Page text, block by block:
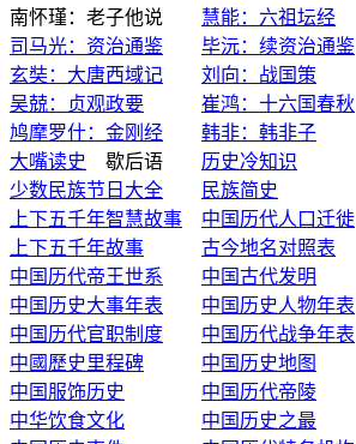
南怀瑾：老子他说 慧能：六祖坛经
司马光：资治通鉴
毕沅：续资治通鉴
玄奘：大唐西域记
刘向：战国策
吴兢：贞观政要
崔鸿：十六国春秋
鸠摩罗什：金刚经
韩非：韩非子
大嘴读史 歇后语 历史冷知识
少数民族节日大全
民族简史
上下五千年智慧故事
中国历代人口迁徙
上下五千年故事
古今地名对照表
中国历代帝王世系
中国古代发明
中国历史大事年表
中国历史人物年表
中国历代官职制度
中国历代战争年表
中國歷史里程碑
中国历史地图
中国服饰历史
中国历代帝陵
中华饮食文化
中国历史之最